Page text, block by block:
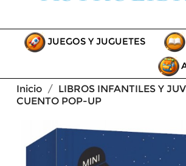
JUEGOS Y JUGUETES
Inicio
LIBROS INFANTILES Y
CUENTO POP-UP